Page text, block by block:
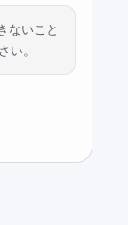
ないこと
い。